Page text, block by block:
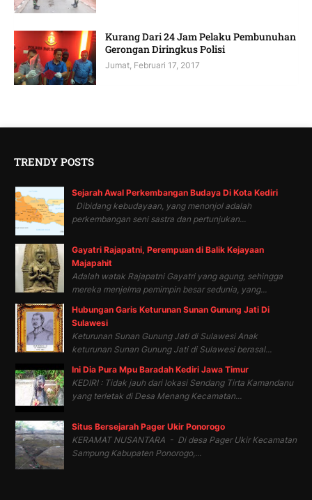
Kurang Dari 24 Jam Pelaku Pembunuhan
Gerongan Diringkus Polisi
Jumat, Februari 17, 2017
TRENDY POSTS
Sejarah Awal Perkembangan Budaya Di Kota Kediri
Dibidang kebudayaan, yang menonjol adalah
perkembangan seni sastra dan pertunjukan...
Gayatri Rajapatni, Perempuan di Balik Kejayaan
Majapahit
Adalah watak Rajapatni Gayatri yang agung, sehingga
mereka menjelma pemimpin besar sedunia, yang...
Hubungan Garis Keturunan Sunan Gunung Jati Di
Sulawesi
Keturunan Sunan Gunung Jati di Sulawesi Anak
keturunan Sunan Gunung Jati di Sulawesi berasal...
Ini Dia Pura Mpu Baradah Kediri Jawa Timur
KEDIRI : Tidak jauh dari lokasi Sendang Tirta Kamandanu
yang terletak di Desa Menang Kecamatan...
Situs Bersejarah Pager Ukir Ponorogo
KERAMAT NUSANTARA - Di desa Pager Ukir Kecamatan
Sampung Kabupaten Ponorogo,...